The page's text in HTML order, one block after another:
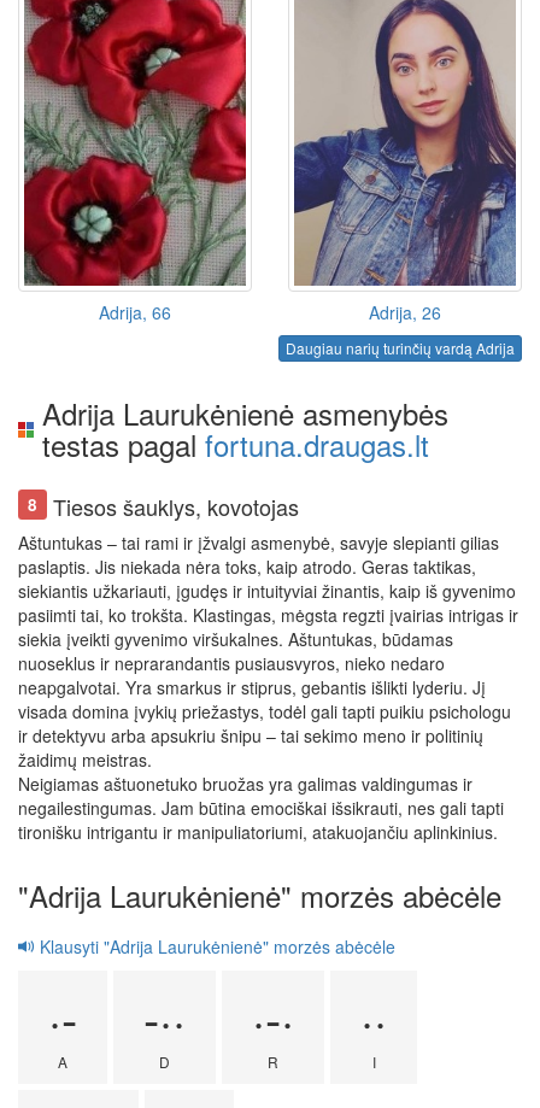
Adrija, 66 Adrija, 26
Daugiau narių turinčių vardą Adrija
Adrija Laurukėnienė asmenybės
testas pagal fortuna.draugas.lt
8 Tiesos šauklys, kovotojas
Aštuntukas – tai rami ir įžvalgi asmenybė, savyje slepianti gilias
paslaptis. Jis niekada nėra toks, kaip atrodo. Geras taktikas,
siekiantis užkariauti, įgudęs ir intuityviai žinantis, kaip iš gyvenimo
pasiimti tai, ko trokšta. Klastingas, mėgsta regzti įvairias intrigas ir
siekia įveikti gyvenimo viršukalnes. Aštuntukas, būdamas
nuoseklus ir neprarandantis pusiausvyros, nieko nedaro
neapgalvotai. Yra smarkus ir stiprus, gebantis išlikti lyderiu. Jį
visada domina įvykių priežastys, todėl gali tapti puikiu psichologu
ir detektyvu arba apsukriu šnipu – tai sekimo meno ir politinių
žaidimų meistras.
Neigiamas aštuonetuko bruožas yra galimas valdingumas ir
negailestingumas. Jam būtina emociškai išsikrauti, nes gali tapti
tironišku intrigantu ir manipuliatoriumi, atakuojančiu aplinkinius.
"Adrija Laurukėnienė" morzės abėcėle
Klausyti "Adrija Laurukėnienė" morzės abėcėle
·-
A
-··
D
·-·
R
··
I